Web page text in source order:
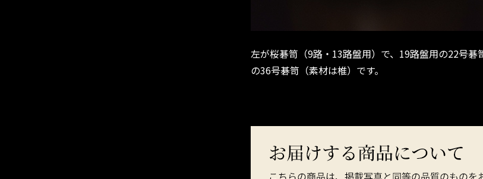
左が桜碁笥（9路・13路盤用）で、19路盤用の22号
の36号碁笥（素材は椎）です。